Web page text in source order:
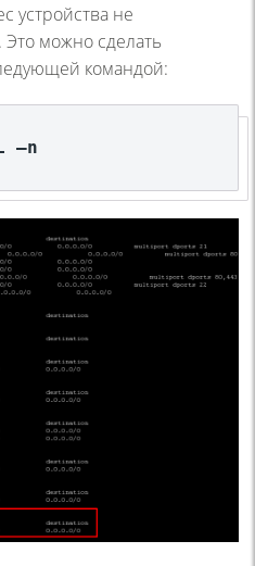
устройства не
Это можно сделать
командой:
–n